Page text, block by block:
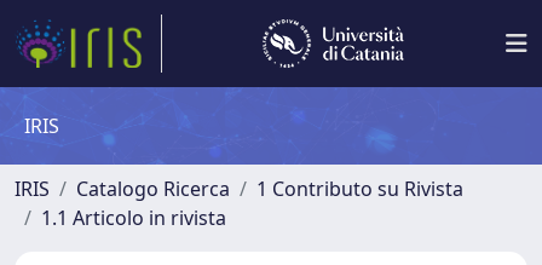
IRIS
IRIS Catalogo Ricerca
1 Contributo su Rivista
1.1 Articolo in rivista